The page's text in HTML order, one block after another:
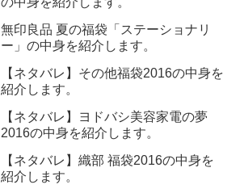
無印良品 夏の福袋「ステーショナリ
ー」の中身を紹介します。
【ネタバレ】その他福袋2016の中身を
紹介します。
【ネタバレ】ヨドバシ美容家電の夢
2016の中身を紹介します。
【ネタバレ】織部 福袋2016の中身を
紹介します。